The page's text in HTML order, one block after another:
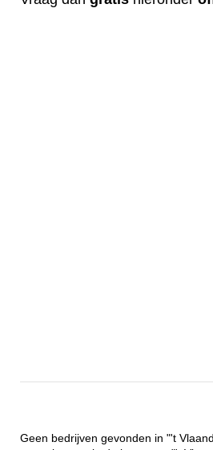
Geen bedrijven gevonden in "'t